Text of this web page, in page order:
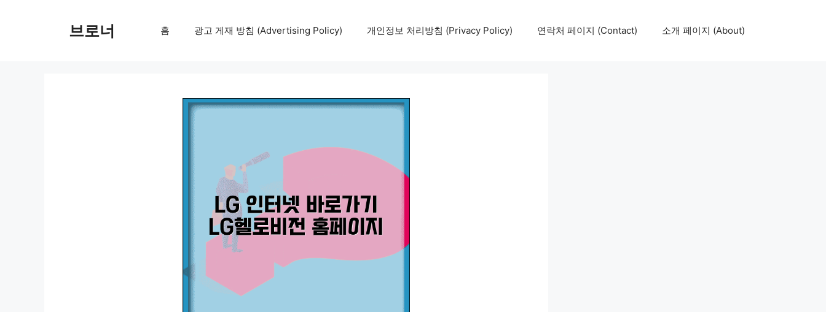
브로너 홈 광고 게재 방침 (Advertising Policy) 개인정보 처리방침 (Privacy Policy) 연락처 페이지 (Contact) 소개 페이지 (About)